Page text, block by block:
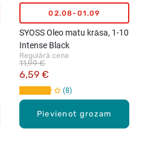
Pievienot grozam
02.08-01.09
SYOSS Oleo matu krāsa, 1-10
Intense Black
Regulārā cena
6,59 €
11,99 €
8